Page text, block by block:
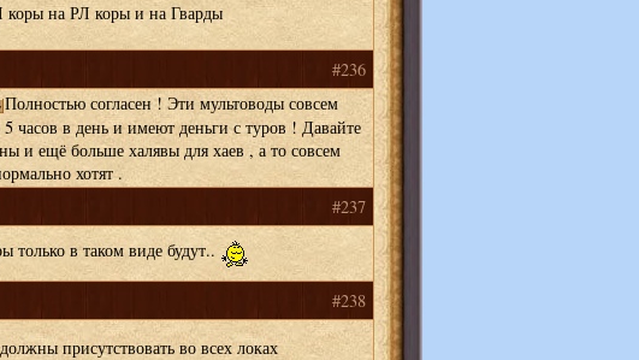
коры на РЛ коры и на Гварды
#236
Полностью согласен ! Эти мультоводы совсем
часов в день и имеют деньги с туров ! Давайте
и ещё больше халявы для хаев , а то совсем
хотят .
#237
только в таком виде будут..
#238
присутствовать во всех локах